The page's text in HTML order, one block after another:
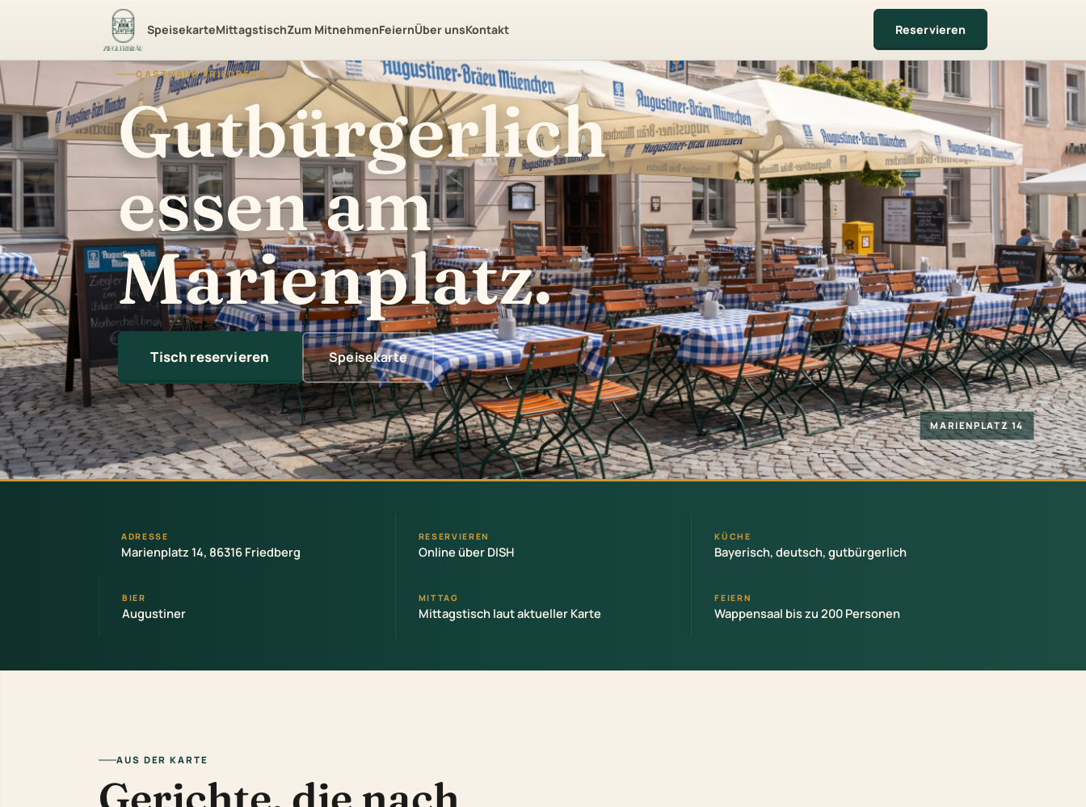
Gasthaus am Marienplatz
SpeisekarteMittagstischZum MitnehmenFeiernÜber unsKontakt Reservieren
GASTHAUS FRIEDBERG
Gutbürgerlich
essen am
Marienplatz.
Tisch reservieren Speisekarte
ADRESSE
Marienplatz 14, 86316 Friedberg
RESERVIEREN
Online über DISH
KÜCHE
Bayerisch, deutsch, gutbürgerlich
BIER
Augustiner
MITTAG
Mittagstisch laut aktueller Karte
FEIERN
Wappensaal bis zu 200 Personen
AUS DER KARTE